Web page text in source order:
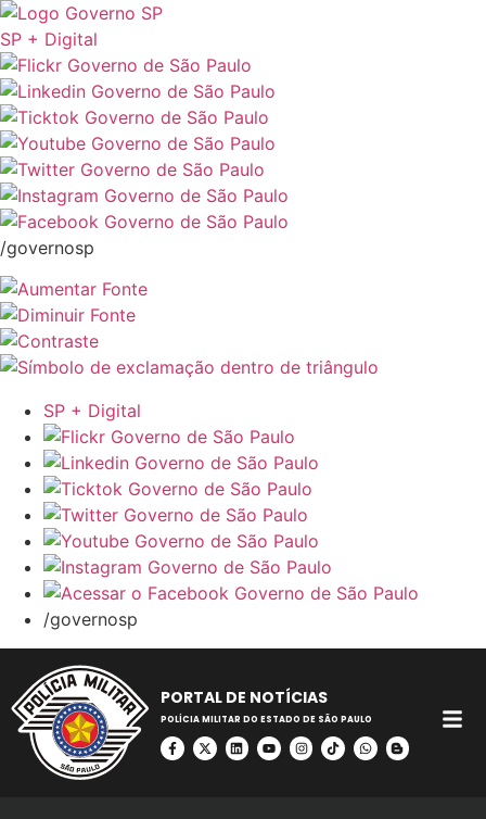
SP + Digital
/governosp
SP + Digital
/governosp
PORTAL DE NOTÍCIAS
POLÍCIA MILITAR DO ESTADO DE SÃO PAULO